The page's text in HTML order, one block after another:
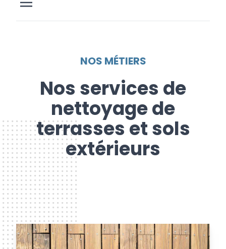
NOS MÉTIERS
Nos services de
nettoyage de
terrasses et sols
extérieurs